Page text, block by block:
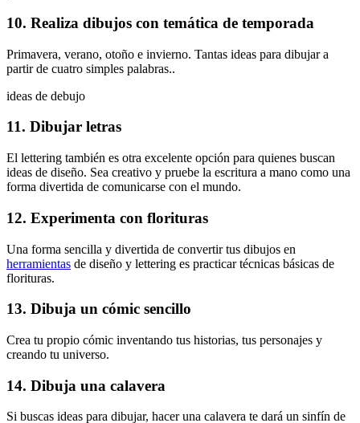
10. Realiza dibujos con temática de temporada
Primavera, verano, otoño e invierno. Tantas ideas para dibujar a
partir de cuatro simples palabras..
ideas de debujo
11. Dibujar letras
El lettering también es otra excelente opción para quienes buscan
ideas de diseño. Sea creativo y pruebe la escritura a mano como una
forma divertida de comunicarse con el mundo.
12. Experimenta con florituras
Una forma sencilla y divertida de convertir tus dibujos en
herramientas de diseño y lettering es practicar técnicas básicas de
florituras.
13. Dibuja un cómic sencillo
Crea tu propio cómic inventando tus historias, tus personajes y
creando tu universo.
14. Dibuja una calavera
Si buscas ideas para dibujar, hacer una calavera te dará un sinfín de